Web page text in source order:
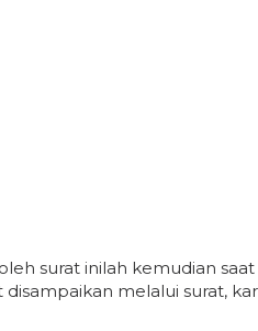
surat inilah kemudian
disampaikan melalui surat,